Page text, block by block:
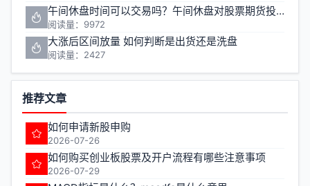
午间休盘时间可以交易吗？午间休盘对股票期货投资有什么影响
阅读量：9972
大涨后区间放量 如何判断是出货还是洗盘
阅读量：2427
推荐文章
如何申请新股申购
2026-07-26
如何购买创业板股票及开户流程有哪些注意事项
2026-07-29